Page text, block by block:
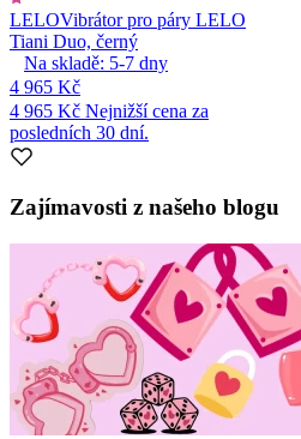
LELOVibrátor pro páry LELO
Tiani Duo, černý
Na skladě: 5-7 dny
4 965 Kč
4 965 Kč Nejnižší cena za
posledních 30 dní.
Zajímavosti z našeho blogu